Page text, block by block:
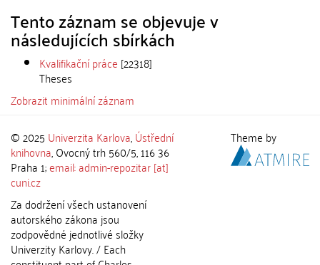
Tento záznam se objevuje v
následujících sbírkách
Kvalifikační práce [22318]
Theses
Zobrazit minimální záznam
© 2025 Univerzita Karlova,Ústřední
knihovna, Ovocný trh 560/5, 116 36
Praha 1;email: admin-repozitar [at]
cuni.cz
Za dodržení všech ustanovení
autorského zákona jsou
zodpovědné jednotlivé složky
Univerzity Karlovy. / Each
Theme by